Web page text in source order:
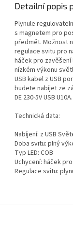
Detailní popis
Plynule
s magnetem pro
předmět. Možnost
regulace svitu pro
háček pro zavěšení
nízkém výkonu
USB kabel z USB
budete nabíjet ze
DE 230-5V USB U10A.
Technická data:
Nabíjení: z USB
Doba svitu: plný
Typ LED: COB
Uchycení: háček
Regulace svitu: